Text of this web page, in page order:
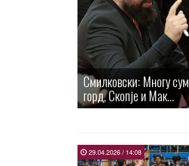
Смилковски: Многу сум
горд, Скопје и Мак...
29.04.2026 / 14:08